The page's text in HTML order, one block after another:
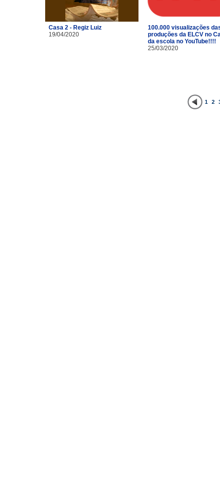
Casa 2 - Regiz Luiz
19/04/2020
100.000 visualizações
produções da ELCV no
da escola no YouTube!!!!
25/03/2020
1 2